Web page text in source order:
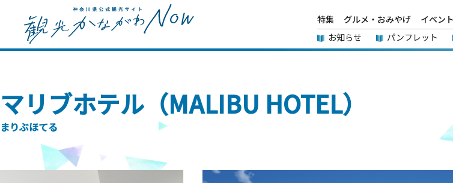
特集 グルメ・おみやげ イベント
お知らせ
パンフレット
マリブホテル（MALIBU HOTEL）
まりぶほてる